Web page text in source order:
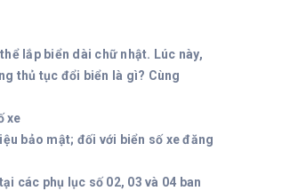
lắp biển dài chữ nhật. Lúc này,
thủ tục đổi biển là gì? Cùng
xe
bảo mật; đối với biển số xe đăng
các phụ lục số 02, 03 và 04 ban